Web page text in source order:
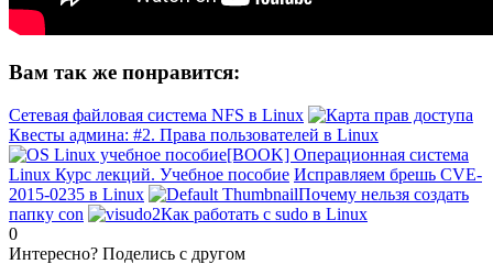
Вам так же понравится:
Сетевая файловая система NFS в Linux
Квесты админа: #2. Права пользователей в Linux
[BOOK] Операционная система
Linux Курс лекций. Учебное пособие Исправляем брешь CVE-
2015-0235 в Linux
Почему нельзя создать
папку con
Как работать с sudo в Linux
0
Интересно? Поделись с другом